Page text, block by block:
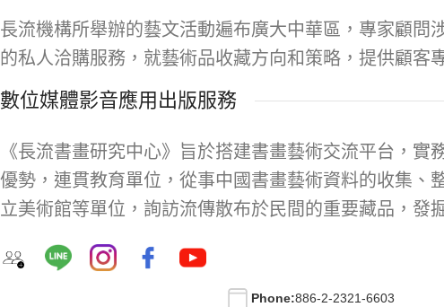
長流機構所舉辦的藝文活動遍布廣大中華區，專家顧問
的私人洽購服務，就藝術品收藏方向和策略，提供顧客
數位媒體影音應用出版服務
《長流書畫研究中心》旨於搭建書畫藝術交流平台，
優勢，連貫教育單位，從事中國書畫藝術資料的收集、
立美術館等單位，詢訪流傳散布於民間的重要藏品，發
Phone:886-2-2321-6603